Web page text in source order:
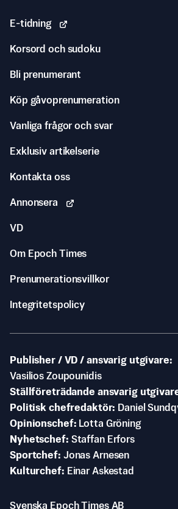
E-tidning
Korsord och sudoku
Bli prenumerant
Köp gåvoprenumeration
Vanliga frågor och svar
Exklusiv artikelserie
Kontakta oss
Annonsera
VD
Om Epoch Times
Prenumerationsvillkor
Integritetspolicy
Publisher / VD / ansvarig utgivare
Vasilios Zoupounidis
Ställföreträdande ansvarig
Politisk chefredaktör
Daniel
Opinionschef
Lotta Gröning
Nyhetschef Staffan Erfors
Sportchef Jonas Arnesen
Kulturchef
Einar Askestad
Svenska Epoch Times AB